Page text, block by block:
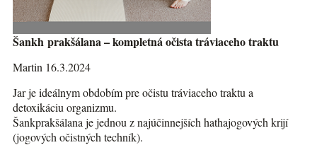
Šankh prakšálana – kompletná očista tráviaceho traktu
Martin 16.3.2024
Jar je ideálnym obdobím pre očistu tráviaceho traktu a
detoxikáciu organizmu.
Šankprakšálana je jednou z najúčinnejších hathajogových krijí
(jogových očistných techník).